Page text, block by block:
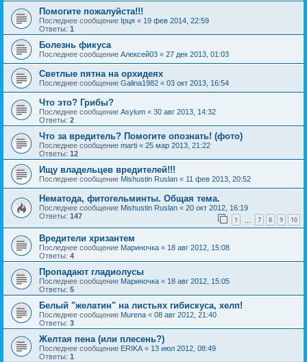
Помогите пожалуйста!!!
Последнее сообщение Ірця « 19 фев 2014, 22:59
Ответы: 1
Болезнь фикуса
Последнее сообщение Алексей03 « 27 дек 2013, 01:03
Светлые пятна на орхидеях
Последнее сообщение Galina1982 « 03 окт 2013, 16:54
Что это? Грибы?
Последнее сообщение Asylum « 30 авг 2013, 14:32
Ответы: 2
Что за вредитель? Помогите опознать! (фото)
Последнее сообщение marti « 25 мар 2013, 21:22
Ответы: 12
Ищу владельцев вредителей!!!
Последнее сообщение Mishustin Ruslan « 11 фев 2013, 20:52
Нематода, фитогельминты. Общая тема.
Последнее сообщение Mishustin Ruslan « 20 окт 2012, 16:19
Ответы: 147 1 7 8 9 10
Вредители хризантем
Последнее сообщение Мариночка « 18 авг 2012, 15:08
Ответы: 4
Пропадают гладиолусы
Последнее сообщение Мариночка « 18 авг 2012, 15:05
Ответы: 5
Белый "желатин" на листьях гибискуса, хелп!
Последнее сообщение Murena « 08 авг 2012, 21:40
Ответы: 3
Желтая пена (или плесень?)
Последнее сообщение ERIKA « 13 июл 2012, 08:49
Ответы: 1